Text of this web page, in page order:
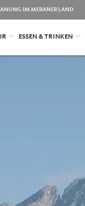
IM MERANER LAND
ESSEN & TRINKEN